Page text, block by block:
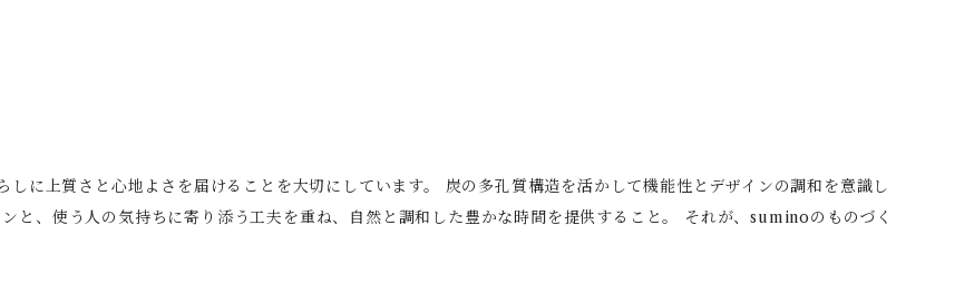
に上質さと心地よさを届けることを大切にしています。 炭の多孔質構造を活かして機能性とデザインの調和を意識し
と、使う人の気持ちに寄り添う工夫を重ね、自然と調和した豊かな時間を提供すること。 それが、suminoのものづく